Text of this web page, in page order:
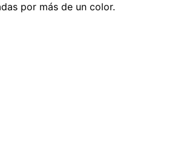
por más de un color.